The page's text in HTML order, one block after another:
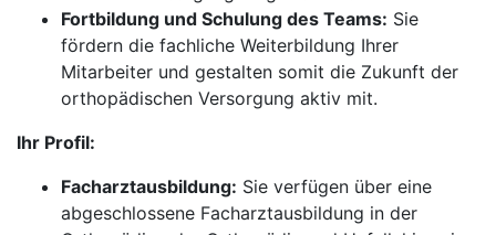
Fortbildung und Schulung des Teams: Sie
fördern die fachliche Weiterbildung Ihrer
Mitarbeiter und gestalten somit die Zukunft der
orthopädischen Versorgung aktiv mit.
Ihr Profil:
Facharztausbildung: Sie verfügen über eine
abgeschlossene Facharztausbildung in der